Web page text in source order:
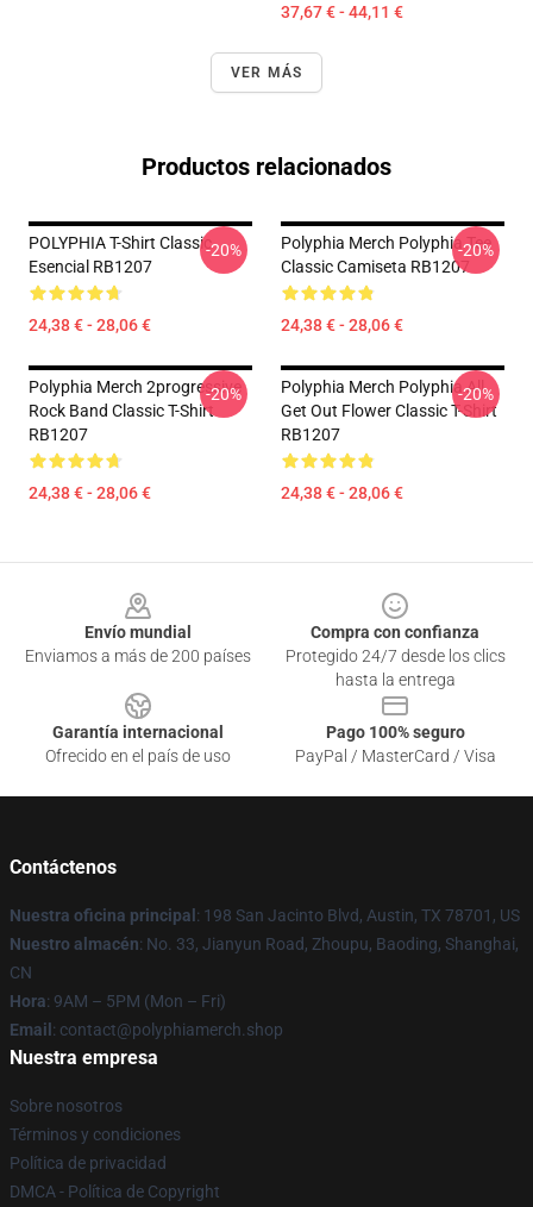
37,67 € - 44,11 €
VER MÁS
Productos relacionados
POLYPHIA T-Shirt Classic
Esencial RB1207
24,38 € - 28,06 €
-20%
Polyphia Merch Polyphia Tee
Classic Camiseta RB1207
24,38 € - 28,06 €
-20%
Polyphia Merch 2progressive
Rock Band Classic T-Shirt
RB1207
24,38 € - 28,06 €
-20%
Polyphia Merch Polyphia All
Get Out Flower Classic T-Shirt
RB1207
24,38 € - 28,06 €
-20%
Envío mundial
Enviamos a más de 200 países
Compra con confianza
Protegido 24/7 desde los clics
hasta la entrega
Garantía internacional
Ofrecido en el país de uso
Pago 100% seguro
PayPal / MasterCard / Visa
Contáctenos
Nuestra oficina principal : 198 San Jacinto Blvd, Austin, TX 78701, US
Nuestro almacén: No. 33, Jianyun Road, Zhoupu, Baoding, Shanghai,
CN
Hora: 9AM – 5PM (Mon – Fri)
Email : contact@polyphiamerch.shop
Nuestra empresa
Sobre nosotros
Términos y condiciones
Política de privacidad
DMCA - Política de Copyright